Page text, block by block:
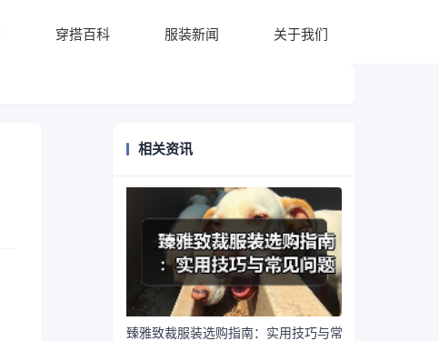
穿搭百科 服装新闻 关于我们
相关资讯
臻雅致裁服装选购指南：实用技巧与常见问题解析